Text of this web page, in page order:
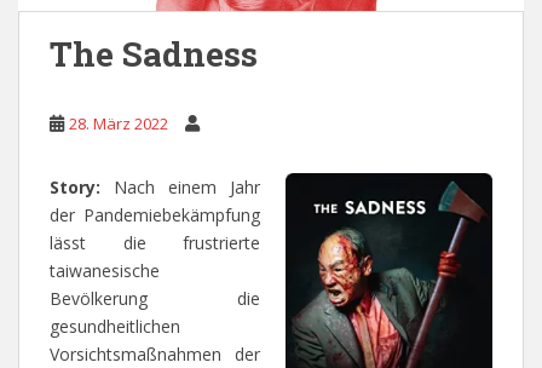
The Sadness
28. März 2022
Story: Nach einem Jahr
der Pandemiebekämpfung
lässt die frustrierte
taiwanesische
Bevölkerung die
gesundheitlichen
Vorsichtsmaßnahmen der